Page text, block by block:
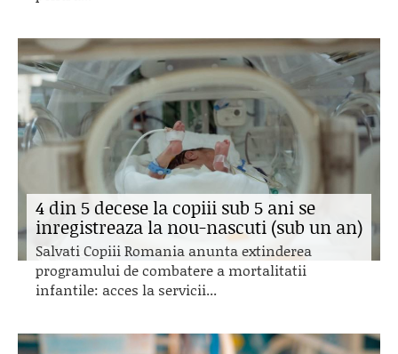
4 din 5 decese la copiii sub 5 ani se
inregistreaza la nou-nascuti (sub un an)
Salvati Copiii Romania anunta extinderea
programului de combatere a mortalitatii
infantile: acces la servicii...